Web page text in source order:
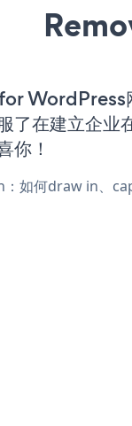
WordPress
了在建立企业
你！
如何draw in、